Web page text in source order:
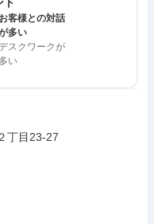
お客様との対話
多い
スクワークが
多い
丁目23-27